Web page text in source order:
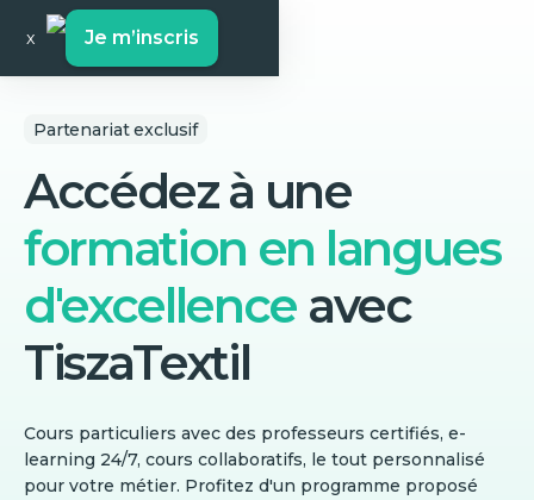
x Je m’inscris
Partenariat exclusif
Accédez à une
formation en langues
d'excellence avec
TiszaTextil
Cours particuliers avec des professeurs certifiés, e-
learning 24/7, cours collaboratifs, le tout personnalisé
pour votre métier. Profitez d'un programme proposé